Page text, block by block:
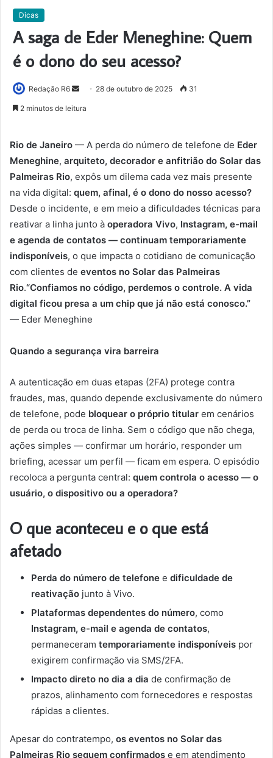
Dicas
A saga de Eder Meneghine: Quem
é o dono do seu acesso?
Redação R6
Mande28 de outubro de 2025 31
2 minutos de leitura
Rio de Janeiro — A perda do número de telefone de Eder
Meneghine, arquiteto, decorador e anfitrião do Solar das
Palmeiras Rio, expôs um dilema cada vez mais presente
na vida digital: quem, afinal, é o dono do nosso acesso?
Desde o incidente, e em meio a dificuldades técnicas para
reativar a linha junto à operadora Vivo, Instagram, e-mail
e agenda de contatos — continuam temporariamente
indisponíveis, o que impacta o cotidiano de comunicação
com clientes de eventos no Solar das Palmeiras
Rio.“Confiamos no código, perdemos o controle. A vida
digital ficou presa a um chip que já não está conosco.”
— Eder Meneghine
Quando a segurança vira barreira
A autenticação em duas etapas (2FA) protege contra
fraudes, mas, quando depende exclusivamente do número
de telefone, pode bloquear o próprio titular em cenários
de perda ou troca de linha. Sem o código que não chega,
ações simples — confirmar um horário, responder um
briefing, acessar um perfil — ficam em espera. O episódio
recoloca a pergunta central: quem controla o acesso — o
usuário, o dispositivo ou a operadora?
O que aconteceu e o que está
afetado
Perda do número de telefone e dificuldade de
reativação junto à Vivo.
Plataformas dependentes do número, como
Instagram, e-mail e agenda de contatos,
permaneceram temporariamente indisponíveis por
exigirem confirmação via SMS/2FA.
Impacto direto no dia a dia de confirmação de
prazos, alinhamento com fornecedores e respostas
rápidas a clientes.
Apesar do contratempo, os eventos no Solar das
Palmeiras Rio seguem confirmados e em atendimento